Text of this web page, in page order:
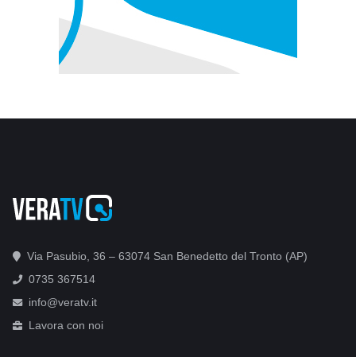
Via Pasubio, 36 – 63074 San Benedetto del Tronto (AP)
0735 367514
info@veratv.it
Lavora con noi